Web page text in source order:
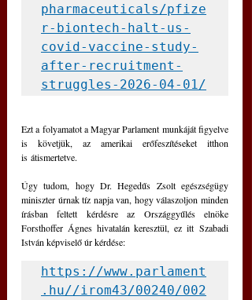
pharmaceuticals/pfize
r-biontech-halt-us-
covid-vaccine-study-
after-recruitment-
struggles-2026-04-01/
Ezt a folyamatot a Magyar Parlament munkáját figyelve
is követjük, az amerikai erőfeszítéseket itthon
is átismertetve.
Úgy tudom, hogy Dr. Hegedűs Zsolt egészségügy
miniszter úrnak tíz napja van, hogy válaszoljon minden
írásban feltett kérdésre az Országgyűlés elnöke
Forsthoffer Ágnes hivatalán keresztül, ez itt Szabadi
István képviselő úr kérdése:
https://www.parlament
.hu//irom43/00240/002